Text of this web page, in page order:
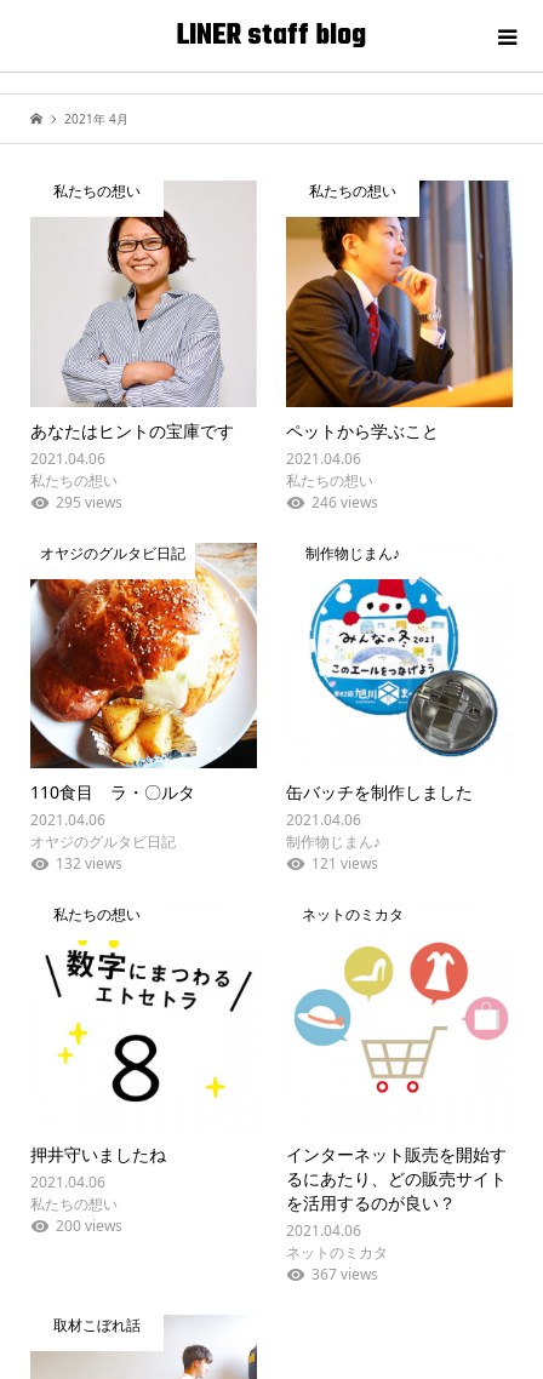
LINER staff blog
2021年 4月
私たちの想い
あなたはヒントの宝庫です
2021.04.06
私たちの想い
295 views
私たちの想い
ペットから学ぶこと
2021.04.06
私たちの想い
246 views
オヤジのグルタビ日記
110食目 ラ・〇ルタ
2021.04.06
オヤジのグルタビ日記
132 views
制作物じまん♪
缶バッチを制作しました
2021.04.06
制作物じまん♪
121 views
私たちの想い
押井守いましたね
2021.04.06
私たちの想い
200 views
ネットのミカタ
インターネット販売を開始す
るにあたり、どの販売サイト
を活用するのが良い？
2021.04.06
ネットのミカタ
367 views
取材こぼれ話